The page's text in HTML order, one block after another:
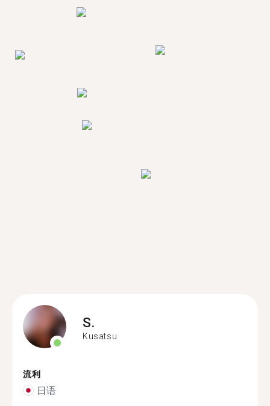
S.
Kusatsu
流利
日语